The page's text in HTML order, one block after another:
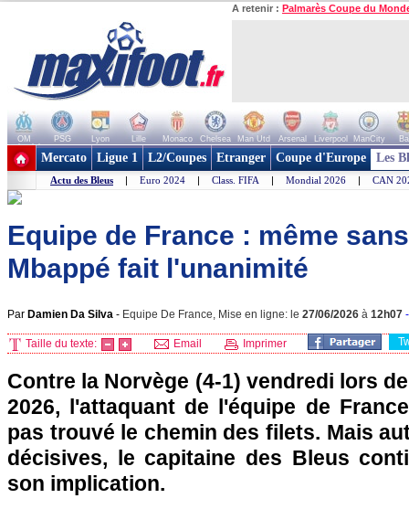
A retenir : Palmarès Coupe du
OM PSG Lyon Lille Monaco Chelsea Man Utd Arsenal Liverpool ManCity
+ de clubs
Mercato Ligue 1 L2/Coupes Etranger Coupe d'Europe Les
Actu des Bleus | Euro 2024 | Class. FIFA | Mondial 2026 | CAN
Equipe de France : même
Mbappé fait l'unanimité
Par Damien Da Silva - Equipe De France, Mise en ligne: le 27/06/2026 à 12h07
Taille du texte: Email Imprimer
Contre la Norvège (4-1) vendredi lors
2026, l'attaquant de l'équipe de
pas trouvé le chemin des filets. Mais
décisives, le capitaine des Bleus
son implication.